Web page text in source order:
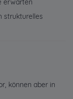
erwarten
strukturelles
können aber in